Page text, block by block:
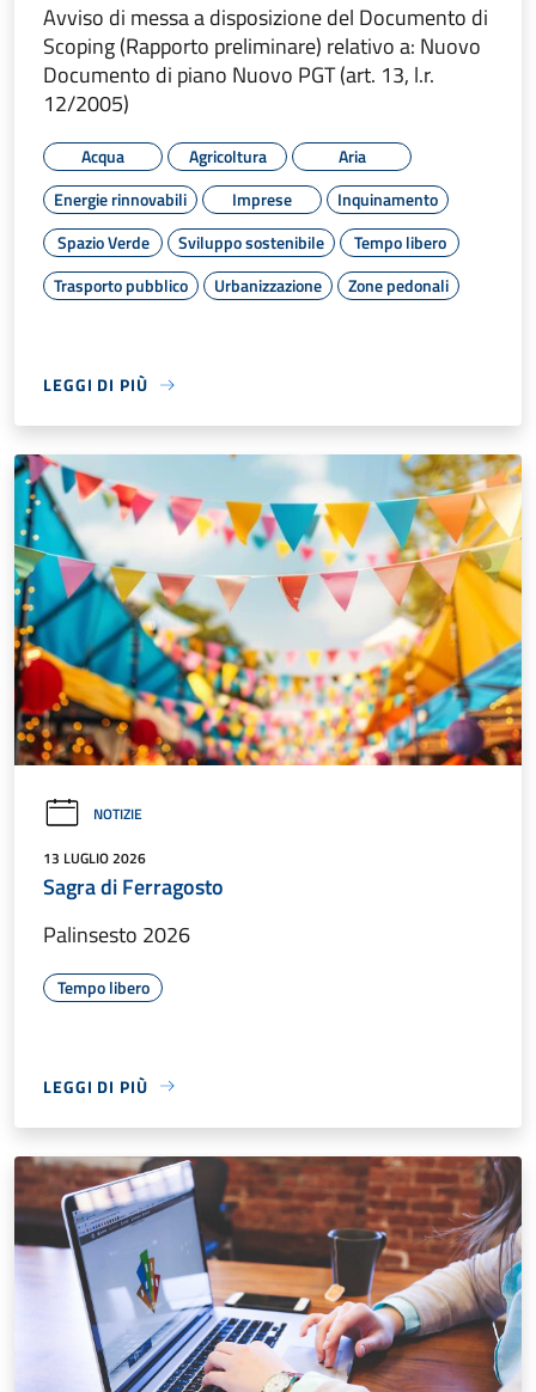
Avviso di messa a disposizione del Documento di
Scoping (Rapporto preliminare) relativo a: Nuovo
Documento di piano Nuovo PGT (art. 13, l.r.
12/2005)
Acqua Agricoltura
Aria
Energie rinnovabili
Imprese
Inquinamento
Spazio Verde
Sviluppo sostenibile
Tempo libero
Trasporto pubblico
Urbanizzazione Zone pedonali
LEGGI DI PIÙ
NOTIZIE
13 LUGLIO 2026
Sagra di Ferragosto
Palinsesto 2026
Tempo libero
LEGGI DI PIÙ